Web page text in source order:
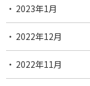
2023年1月
2022年12月
2022年11月